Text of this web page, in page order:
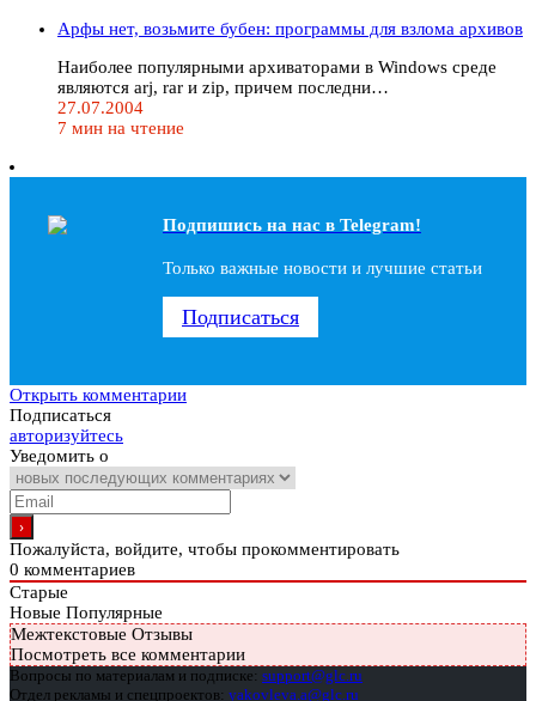
Арфы нет, возьмите бубен: программы для взлома архивов
Наиболее популярными архиваторами в Windows среде
являются arj, rar и zip, причем последни…
27.07.2004
7 мин на чтение
Подпишись на наc в Telegram!
Только важные новости и лучшие статьи
Подписаться
Открыть комментарии
Подписаться
авторизуйтесь
Уведомить о
Пожалуйста, войдите, чтобы прокомментировать
0 комментариев
Старые
Новые Популярные
Межтекстовые Отзывы
Посмотреть все комментарии
Вопросы по материалам и подписке: support@glc.ru
Отдел рекламы и спецпроектов: yakovleva.a@glc.ru